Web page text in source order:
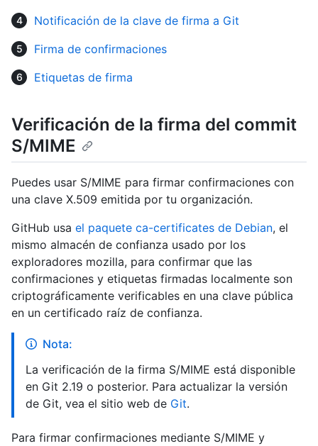
Notificación de la clave de firma a Git
Firma de confirmaciones
Etiquetas de firma
Verificación de la firma del commit
S/MIME
Puedes usar S/MIME para firmar confirmaciones con
una clave X.509 emitida por tu organización.
GitHub usa el paquete ca-certificates de Debian, el
mismo almacén de confianza usado por los
exploradores mozilla, para confirmar que las
confirmaciones y etiquetas firmadas localmente son
criptográficamente verificables en una clave pública
en un certificado raíz de confianza.
Nota:
La verificación de la firma S/MIME está disponible
en Git 2.19 o posterior. Para actualizar la versión
de Git, vea el sitio web de Git.
Para firmar confirmaciones mediante S/MIME y